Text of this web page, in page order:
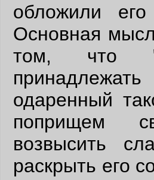
обложили
Основная
том, что
одаренный
поприщем
возвысить
раскрыть его